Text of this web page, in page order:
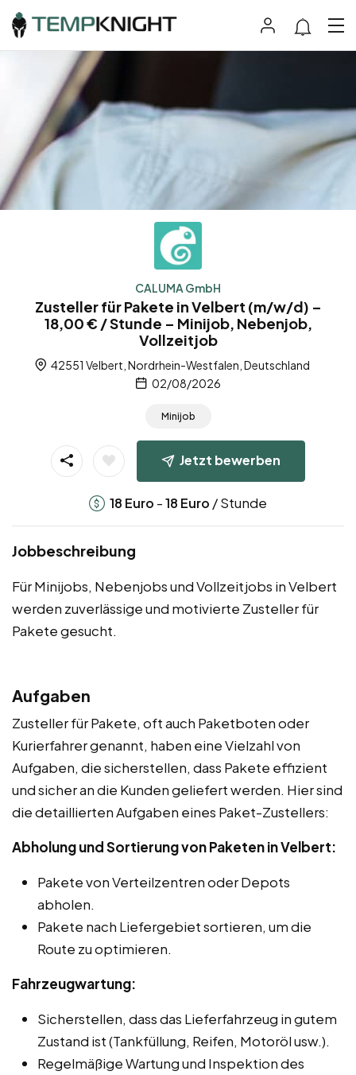
CALUMA GmbH
Zusteller für Pakete in Velbert (m/w/d) –
18,00 € / Stunde – Minijob, Nebenjob,
Vollzeitjob
42551 Velbert, Nordrhein-Westfalen, Deutschland
02/08/2026
Minijob
Jetzt bewerben
18 Euro -18 Euro / Stunde
Jobbeschreibung
Für Minijobs, Nebenjobs und Vollzeitjobs in Velbert
werden zuverlässige und motivierte Zusteller für
Pakete gesucht.
Aufgaben
Zusteller für Pakete, oft auch Paketboten oder
Kurierfahrer genannt, haben eine Vielzahl von
Aufgaben, die sicherstellen, dass Pakete effizient
und sicher an die Kunden geliefert werden. Hier sind
die detaillierten Aufgaben eines Paket-Zustellers:
Abholung und Sortierung von Paketen in Velbert:
Pakete von Verteilzentren oder Depots
abholen.
Pakete nach Liefergebiet sortieren, um die
Route zu optimieren.
Fahrzeugwartung:
Sicherstellen, dass das Lieferfahrzeug in gutem
Zustand ist (Tankfüllung, Reifen, Motoröl usw.).
Regelmäßige Wartung und Inspektion des